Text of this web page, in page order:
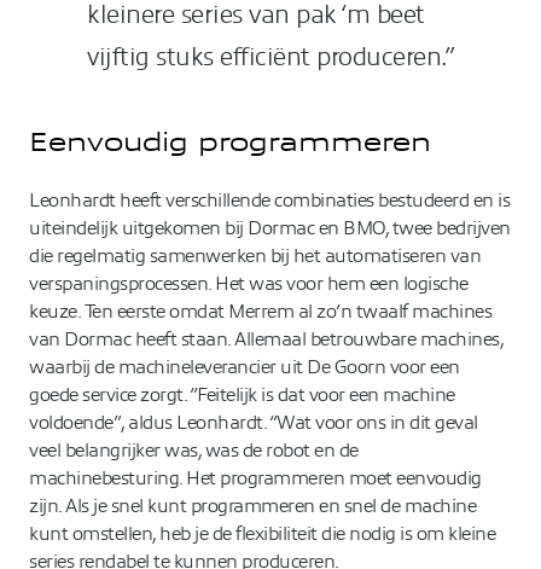
kleinere series van pak ‘m beet
vijftig stuks efficiënt produceren.”
Eenvoudig programmeren
Leonhardt heeft verschillende combinaties bestudeerd en is
uiteindelijk uitgekomen bij Dormac en BMO, twee bedrijven
die regelmatig samenwerken bij het automatiseren van
verspaningsprocessen. Het was voor hem een logische
keuze. Ten eerste omdat Merrem al zo’n twaalf machines
van Dormac heeft staan. Allemaal betrouwbare machines,
waarbij de machineleverancier uit De Goorn voor een
goede service zorgt. “Feitelijk is dat voor een machine
voldoende”, aldus Leonhardt. “Wat voor ons in dit geval
veel belangrijker was, was de robot en de
machinebesturing. Het programmeren moet eenvoudig
zijn. Als je snel kunt programmeren en snel de machine
kunt omstellen, heb je de flexibiliteit die nodig is om kleine
series rendabel te kunnen produceren.